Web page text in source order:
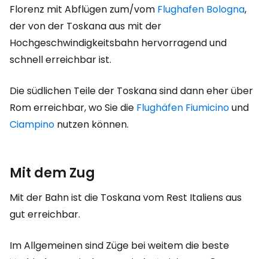
Florenz mit Abflügen zum/vom Flughafen Bologna,
der von der Toskana aus mit der
Hochgeschwindigkeitsbahn hervorragend und
schnell erreichbar ist.
Die südlichen Teile der Toskana sind dann eher über
Rom erreichbar, wo Sie die Flughäfen Fiumicinound
Ciampino nutzen können.
Mit dem Zug
Mit der Bahn ist die Toskana vom Rest Italiens aus
gut erreichbar.
Im Allgemeinen sind Züge bei weitem die beste